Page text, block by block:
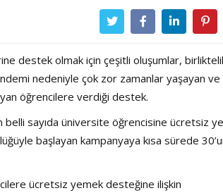
destek olmak için çeşitli oluşumlar,
nedeniyle çok zor zamanlar yaşayan
öğrencilere verdiği destek.
belli sayıda üniversite öğrencisine ücretsiz
başlayan kampanyaya kısa sürede
ücretsiz yemek desteğine ilişkin